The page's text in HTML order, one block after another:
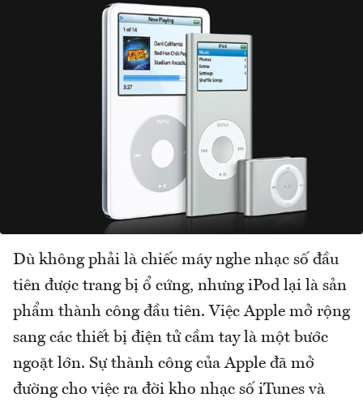
Dù không phải là chiếc máy nghe nhạc số đầu
tiên được trang bị ổ cứng, nhưng iPod lại là sản
phẩm thành công đầu tiên. Việc Apple mở rộng
sang các thiết bị điện tử cầm tay là một bước
ngoặt lớn. Sự thành công của Apple đã mở
đường cho việc ra đời kho nhạc số iTunes và